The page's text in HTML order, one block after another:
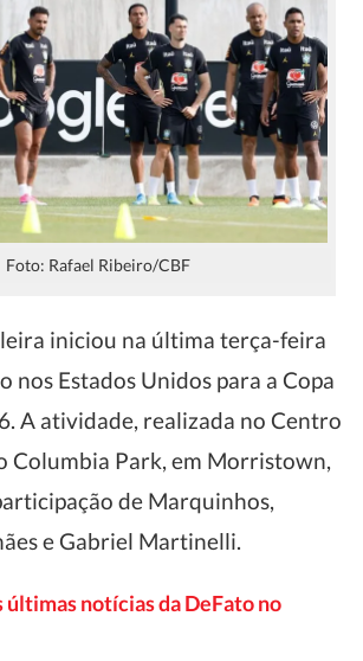
Foto: Rafael Ribeiro/CBF
iniciou na última terça-feira
nos Estados Unidos para a Copa
A atividade, realizada no Centro
Columbia Park, em Morristown,
de Marquinhos,
e Gabriel Martinelli.
últimas notícias da DeFato no